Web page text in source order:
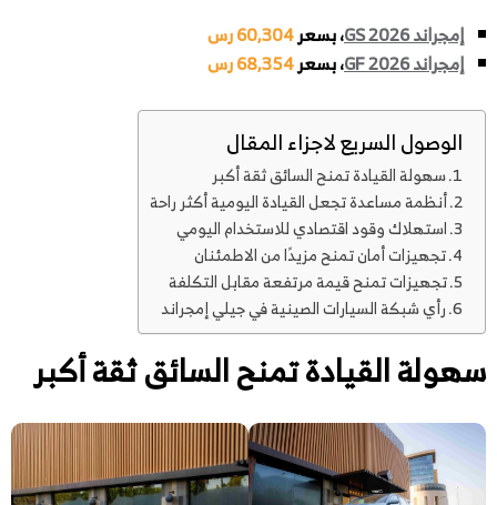
إمجراند GS 2026 ، بسعر60,304 رس
إمجراندGF 2026 ، بسعر68,354 رس
الوصول السريع لاجزاء المقال
سهولة القيادة تمنح السائق ثقة أكبر
أنظمة مساعدة تجعل القيادة اليومية أكثر راحة
استهلاك وقود اقتصادي للاستخدام اليومي
تجهيزات أمان تمنح مزيدًا من الاطمئنان
تجهيزات تمنح قيمة مرتفعة مقابل التكلفة
رأي شبكة السيارات الصينية في جيلي إمجراند
سهولة القيادة تمنح السائق ثقة أكبر